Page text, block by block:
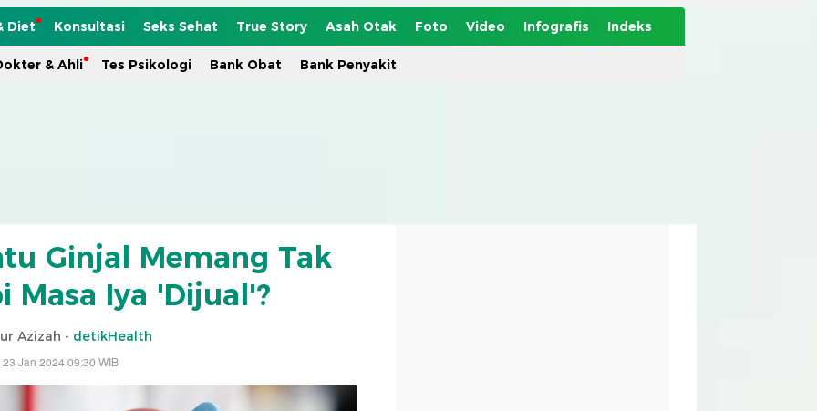
Diet Konsultasi Seks Sehat True Story Asah Otak Foto Video Infografis Indeks
& Ahli Tes Psikologi Bank Obat Bank Penyakit
Ginjal Memang Tak
Masa Iya 'Dijual'?
Azizah - detikHealth
Jan 2024 09:30 WIB